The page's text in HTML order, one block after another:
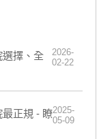
選擇、全
2026-
02-22
正規 - 瞭2025-
05-09